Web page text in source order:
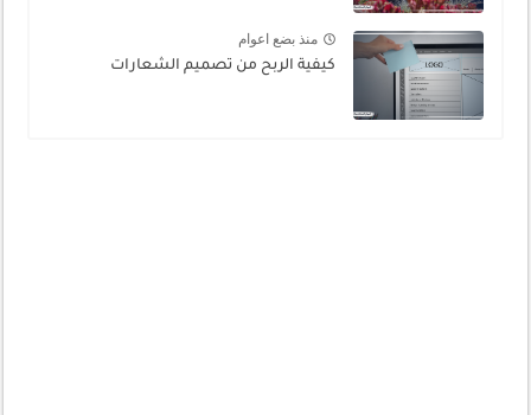
منذ بضع اعوام
كيفية الربح من تصميم الشعارات